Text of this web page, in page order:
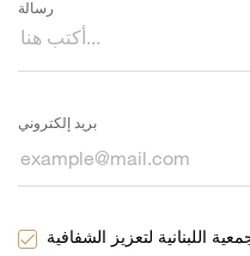
رسالة
بريد إلكتروني